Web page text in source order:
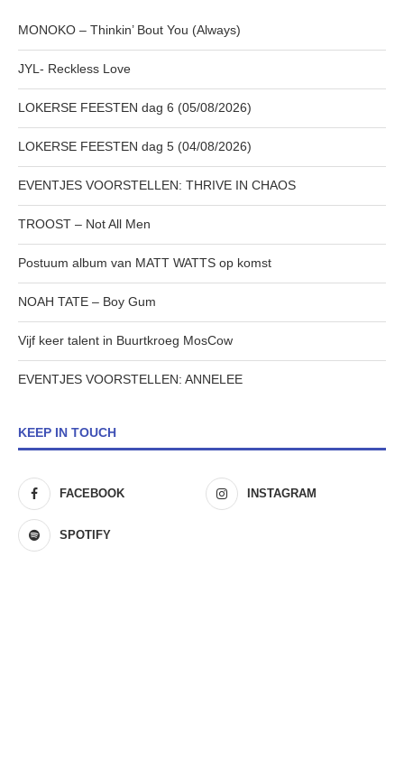
MONOKO – Thinkin’ Bout You (Always)
JYL- Reckless Love
LOKERSE FEESTEN dag 6 (05/08/2026)
LOKERSE FEESTEN dag 5 (04/08/2026)
EVENTJES VOORSTELLEN: THRIVE IN CHAOS
TROOST – Not All Men
Postuum album van MATT WATTS op komst
NOAH TATE – Boy Gum
Vijf keer talent in Buurtkroeg MosCow
EVENTJES VOORSTELLEN: ANNELEE
KEEP IN TOUCH
FACEBOOK INSTAGRAM
SPOTIFY